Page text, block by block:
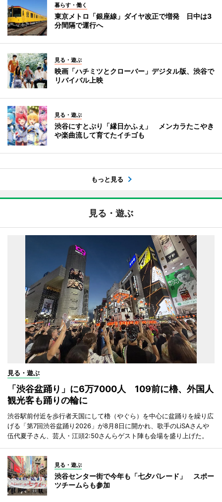
暮らす・働く
東京メトロ「銀座線」ダイヤ改正で増発 日中は3
分間隔で運行へ
見る・遊ぶ
映画「ハチミツとクローバー」デジタル版、渋谷で
リバイバル上映
見る・遊ぶ
渋谷にすとぷり「縁日かふぇ」 メンカラたこやき
や楽曲流して育てたイチゴも
もっと見る
見る・遊ぶ
見る・遊ぶ
「渋谷盆踊り」に6万7000人 109前に櫓、外国人
観光客も踊りの輪に
渋谷駅前付近を歩行者天国にして櫓（やぐら）を中心に盆踊りを繰り広
げる「第7回渋谷盆踊り2026」が8月8日に開かれ、歌手のLiSAさんや
伍代夏子さん、芸人・江頭2:50さんらゲスト陣も会場を盛り上げた。
見る・遊ぶ
渋谷センター街で今年も「七夕パレード」 スポー
ツチームらも参加